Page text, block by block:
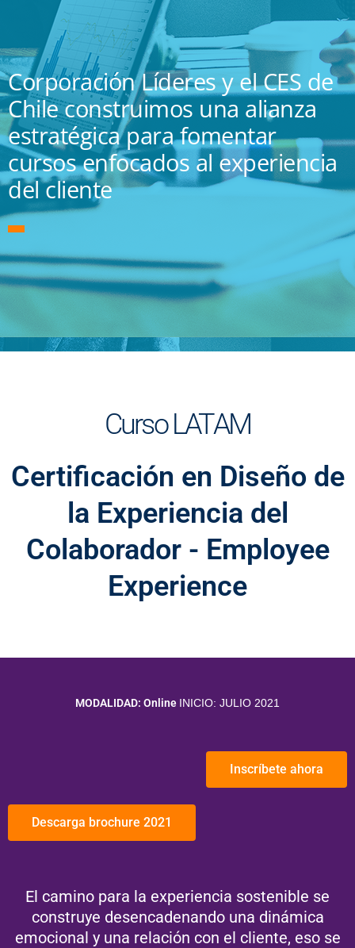
Corporación Líderes y el CES de
Chile construimos una alianza
estratégica para fomentar
cursos enfocados al experiencia
del cliente
Curso LATAM
Certificación en Diseño de
la Experiencia del
Colaborador - Employee
Experience
MODALIDAD: Online INICIO: JULIO 2021
Inscríbete ahora
Descarga brochure 2021
El camino para la experiencia sostenible se
construye desencadenando una dinámica
emocional y una relación con el cliente, eso se